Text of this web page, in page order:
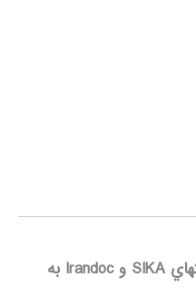
SIKA وIrandoc به